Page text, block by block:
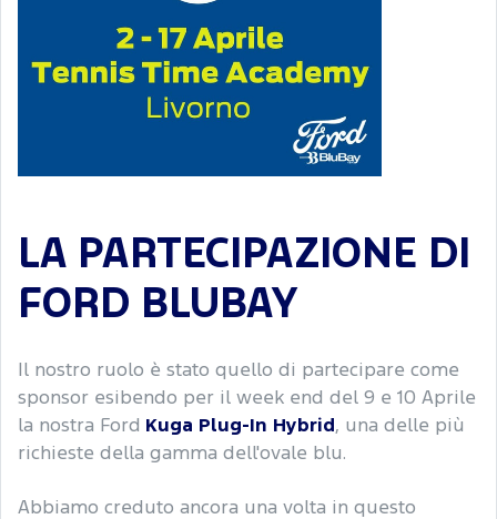
LA PARTECIPAZIONE DI
FORD BLUBAY
Il nostro ruolo è stato quello di partecipare come
sponsor esibendo per il week end del 9 e 10 Aprile
la nostra Ford Kuga Plug-In Hybrid , una delle più
richieste della gamma dell'ovale blu.
Abbiamo creduto ancora una volta in questo